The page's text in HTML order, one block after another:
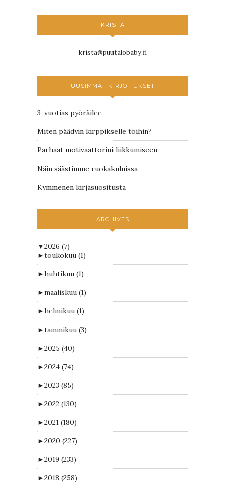
KRISTA
krista@puutalobaby.fi
UUSIMMAT KIRJOITUKSET
3-vuotias pyöräilee
Miten päädyin kirppikselle töihin?
Parhaat motivaattorini liikkumiseen
Näin säästimme ruokakuluissa
Kymmenen kirjasuositusta
ARCHIVES
▼2026 (7)
►toukokuu (1)
►huhtikuu (1)
►maaliskuu (1)
►helmikuu (1)
►tammikuu (3)
►2025 (40)
►2024 (74)
►2023 (85)
►2022 (130)
►2021 (180)
►2020 (227)
►2019 (233)
►2018 (258)